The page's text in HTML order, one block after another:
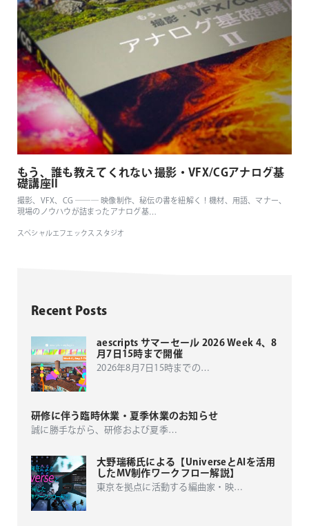
もう、誰も教えてくれない 撮影・VFX/CGアナログ基
礎講座II
撮影、VFX、CG ─── 映像制作、秘伝の書を紐解く！機材、用語、マナー、
現場のノウハウが詰まったアナログ基…
スペシャルエフエックス スタジオ
Recent Posts
aescripts サマーセール 2026 Week 4、8
月7日15時まで開催
2026年8月7日15時までの…
研修に伴う臨時休業・夏季休業のお知らせ
誠に勝手ながら、研修および夏季…
大野瑞稀氏による【UniverseとAIを活用
したMV制作ワークフロー解説】
東京を拠点に活動する編曲家・映…